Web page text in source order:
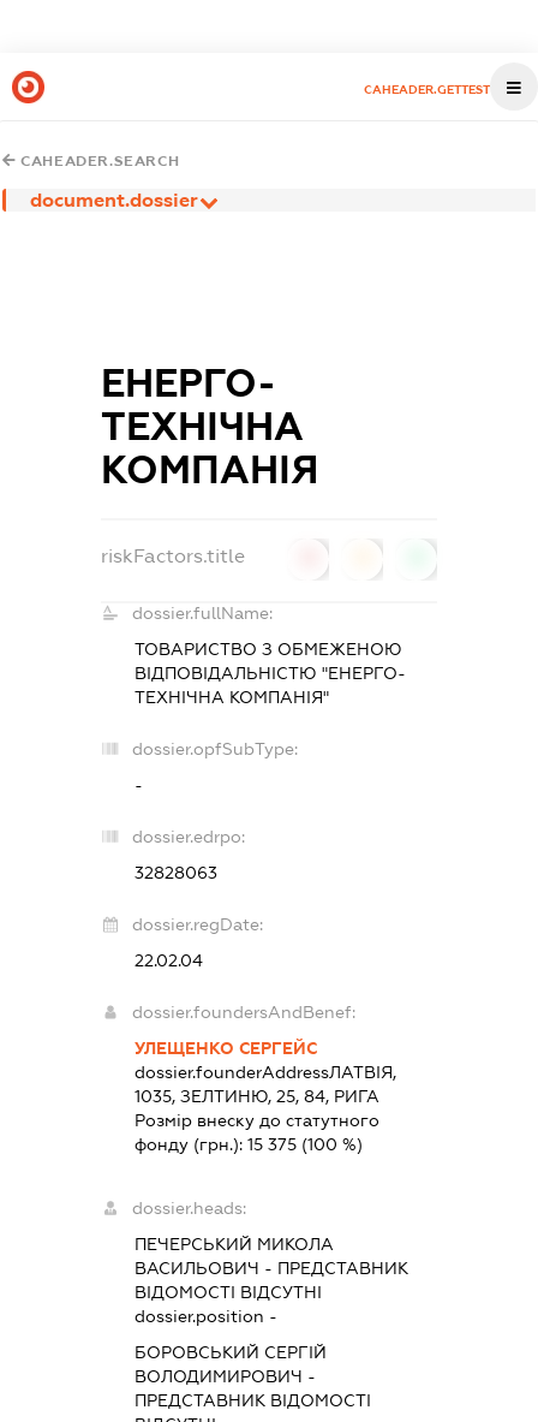
CAHEADER.GETTEST
CAHEADER.SEARCH
document.dossier
ЕНЕРГО-
ТЕХНІЧНА
КОМПАНІЯ
riskFactors.title
dossier.fullName:
ТОВАРИСТВО З ОБМЕЖЕНОЮ
ВІДПОВІДАЛЬНІСТЮ "ЕНЕРГО-
ТЕХНІЧНА КОМПАНІЯ"
dossier.opfSubType:
-
dossier.edrpo:
32828063
dossier.regDate:
22.02.04
dossier.foundersAndBenef:
УЛЕЩЕНКО СЕРГЕЙС
dossier.founderAddressЛАТВІЯ,
1035, ЗЕЛТИНЮ, 25, 84, РИГА
Розмір внеску до статутного
фонду (грн.): 15 375(100 %)
dossier.heads:
ПЕЧЕРСЬКИЙ МИКОЛА
ВАСИЛЬОВИЧ - ПРЕДСТАВНИК
ВІДОМОСТІ ВІДСУТНІ
dossier.position -
БОРОВСЬКИЙ СЕРГІЙ
ВОЛОДИМИРОВИЧ -
ПРЕДСТАВНИК ВІДОМОСТІ